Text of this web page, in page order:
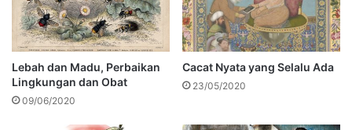
Lebah dan Madu, Perbaikan
Lingkungan dan Obat
09/06/2020
Cacat Nyata yang Selalu Ada
23/05/2020